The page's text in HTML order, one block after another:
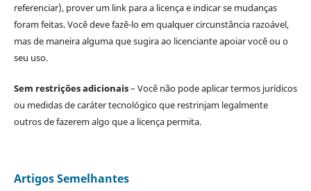
referenciar), prover um link para a licença e indicar se mudanças
foram feitas. Você deve fazê-lo em qualquer circunstância razoável,
mas de maneira alguma que sugira ao licenciante apoiar você ou o
seu uso.
Sem restrições adicionais– Você não pode aplicar termos jurídicos
ou medidas de caráter tecnológico que restrinjam legalmente
outros de fazerem algo que a licença permita.
Artigos Semelhantes